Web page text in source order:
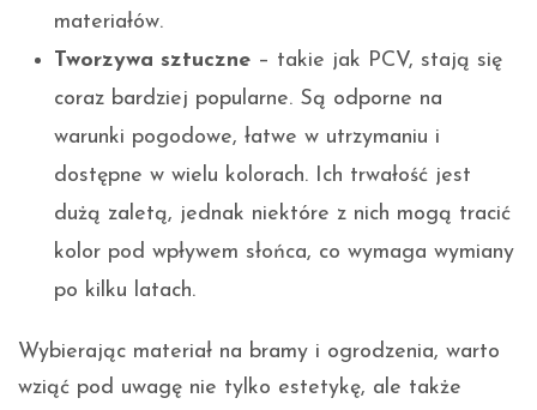
materiałów.
Tworzywa sztuczne – takie jak PCV, stają się
coraz bardziej popularne. Są odporne na
warunki pogodowe, łatwe w utrzymaniu i
dostępne w wielu kolorach. Ich trwałość jest
dużą zaletą, jednak niektóre z nich mogą tracić
kolor pod wpływem słońca, co wymaga wymiany
po kilku latach.
Wybierając materiał na bramy i ogrodzenia, warto
wziąć pod uwagę nie tylko estetykę, ale także